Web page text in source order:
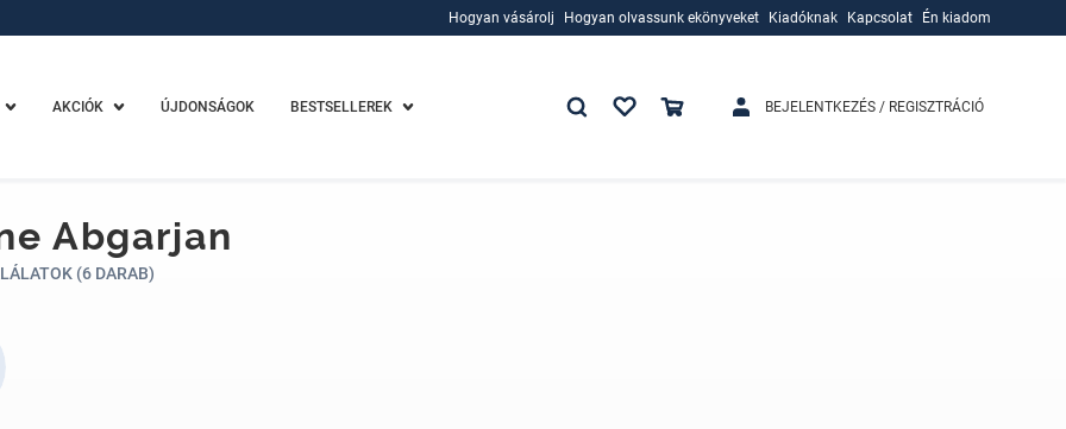
Hogyan vásárolj
Hogyan olvassunk ekönyveket
Kiadóknak
Kapcsolat Én kiadom
AKCIÓK ÚJDONSÁGOK BESTSELLEREK BEJELENTKEZÉS / REGISZTRÁCIÓ
Abgarjan
(6 DARAB)